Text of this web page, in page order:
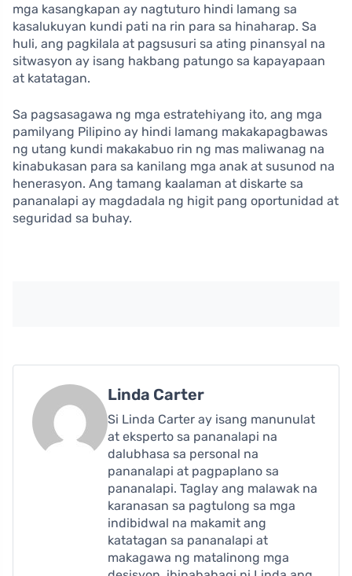
mga kasangkapan ay nagtuturo hindi lamang sa
kasalukuyan kundi pati na rin para sa hinaharap. Sa
huli, ang pagkilala at pagsusuri sa ating pinansyal na
sitwasyon ay isang hakbang patungo sa kapayapaan
at katatagan.
Sa pagsasagawa ng mga estratehiyang ito, ang mga
pamilyang Pilipino ay hindi lamang makakapagbawas
ng utang kundi makakabuo rin ng mas maliwanag na
kinabukasan para sa kanilang mga anak at susunod na
henerasyon. Ang tamang kaalaman at diskarte sa
pananalapi ay magdadala ng higit pang oportunidad at
seguridad sa buhay.
Linda Carter
Si Linda Carter ay isang manunulat
at eksperto sa pananalapi na
dalubhasa sa personal na
pananalapi at pagpaplano sa
pananalapi. Taglay ang malawak na
karanasan sa pagtulong sa mga
indibidwal na makamit ang
katatagan sa pananalapi at
makagawa ng matalinong mga